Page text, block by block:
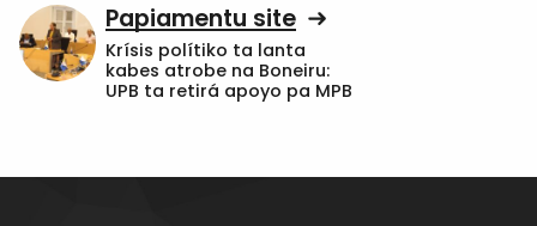
Papiamentu site
Krísis polítiko ta lanta
kabes atrobe na Boneiru:
UPB ta retirá apoyo pa MPB